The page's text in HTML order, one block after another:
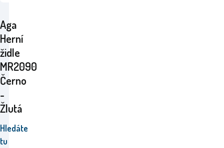
Aga
Herní
židle
MR2090
Černo
-
Žlutá
Hledáte
tu